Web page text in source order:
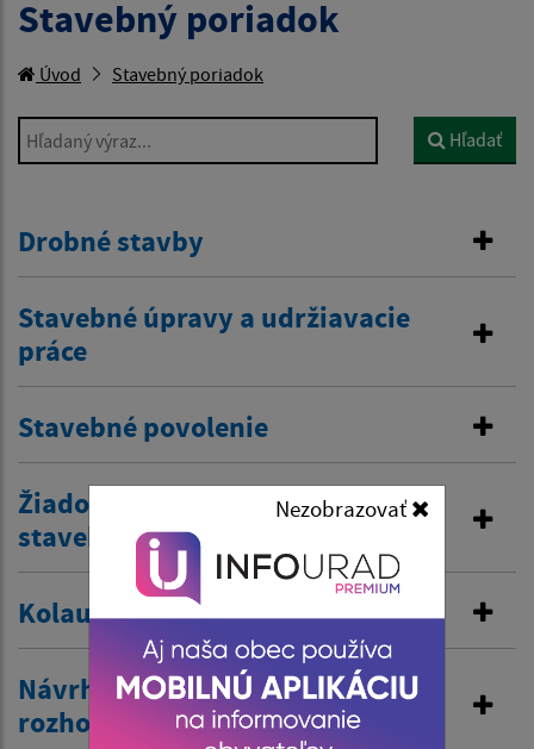
Stavebný poriadok
Úvod Stavebný poriadok
Hľadaný výraz... Hľadať
Drobné stavby
Stavebné úpravy a udržiavacie
práce
Stavebné povolenie
Žiadosť o predĺženie platnosti
stavebného povolenia
Kolaudačné rozhodnutie
Návrh na vydanie územného
rozhodnutia
Nezobrazovať